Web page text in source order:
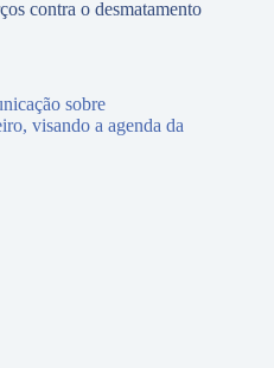
contra o desmatamento